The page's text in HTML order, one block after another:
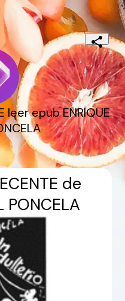
leer epub ENRIQUE
de
PONCELA